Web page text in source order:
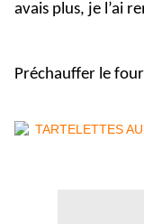
avais plus, je l’ai
Préchauffer le